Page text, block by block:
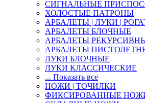
СИГНАЛЬНЫЕ
ХОЛОСТЫЕ ПАТРОНЫ
АРБАЛЕТЫ | ЛУКИ |
АРБАЛЕТЫ БЛОЧНЫЕ
АРБАЛЕТЫ
АРБАЛЕТЫ
ЛУКИ БЛОЧНЫЕ
ЛУКИ КЛАССИЧЕСКИЕ
... Показать все
НОЖИ | ТОЧИЛКИ
ФИКСИРОВАННЫЕ